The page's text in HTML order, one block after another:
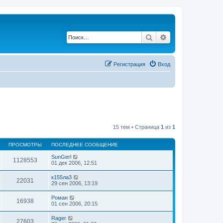
Поиск
Вход
Регистрация
15 тем • Страница 1 из 1
ПРОСМОТРЫ ПОСЛЕДНЕЕ СООБЩЕНИЕ
1128553
SunGerl
01 дек 2006, 12:51
22031
к155ла3
29 сен 2006, 13:19
16938
Роман
01 сен 2006, 20:15
27603
Rager